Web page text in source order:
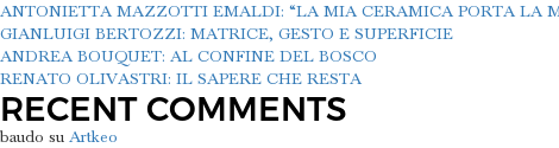
ANTONIETTA MAZZOTTI EMALDI: “LA MIA CERAMICA PORTA LA
GIANLUIGI BERTOZZI: MATRICE, GESTO E SUPERFICIE
ANDREA BOUQUET: AL CONFINE DEL BOSCO
RENATO OLIVASTRI: IL SAPERE CHE RESTA
RECENT COMMENTS
baudo su Artkeo